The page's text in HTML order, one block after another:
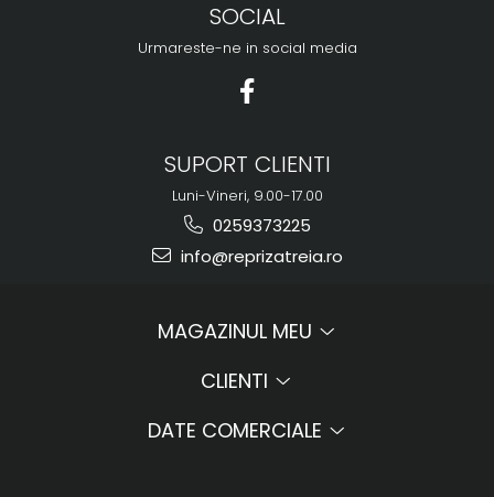
SOCIAL
Urmareste-ne in social media
SUPORT CLIENTI
Luni-Vineri, 9.00-17.00
0259373225
info@reprizatreia.ro
MAGAZINUL MEU
CLIENTI
DATE COMERCIALE